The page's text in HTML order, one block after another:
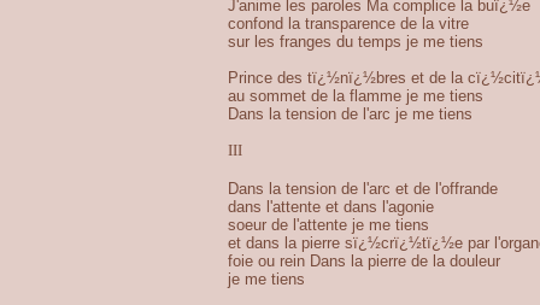
J'anime les paroles Ma complice la buï¿½e
confond la transparence de la vitre
sur les franges du temps je me tiens
Prince des tï¿½nï¿½bres et de la
au sommet de la flamme je me tiens
Dans la tension de l'arc je me tiens
III
Dans la tension de l'arc et de l'offrande
dans l'attente et dans l'agonie
soeur de l'attente je me tiens
et dans la pierre sï¿½crï¿½tï¿½e par
foie ou rein Dans la pierre de la douleur
je me tiens